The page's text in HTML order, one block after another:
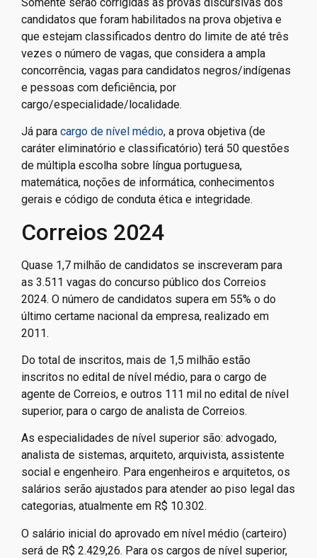
candidatos que foram habilitados na prova objetiva e
que estejam classificados dentro do limite de até três
vezes o número de vagas, que considera a ampla
concorrência, vagas para candidatos negros/indígenas
e pessoas com deficiência, por
cargo/especialidade/localidade.
Já para cargo de nível médio, a prova objetiva (de
caráter eliminatório e classificatório) terá 50 questões
de múltipla escolha sobre língua portuguesa,
matemática, noções de informática, conhecimentos
gerais e código de conduta ética e integridade.
Correios 2024
Quase 1,7 milhão de candidatos se inscreveram para
as 3.511 vagas do concurso público dos Correios
2024. O número de candidatos supera em 55% o do
último certame nacional da empresa, realizado em
2011.
Do total de inscritos, mais de 1,5 milhão estão
inscritos no edital de nível médio, para o cargo de
agente de Correios, e outros 111 mil no edital de nível
superior, para o cargo de analista de Correios.
As especialidades de nível superior são: advogado,
analista de sistemas, arquiteto, arquivista, assistente
social e engenheiro. Para engenheiros e arquitetos, os
salários serão ajustados para atender ao piso legal das
categorias, atualmente em R$ 10.302.
O salário inicial do aprovado em nível médio (carteiro)
será de R$ 2.429,26. Para os cargos de nível superior,